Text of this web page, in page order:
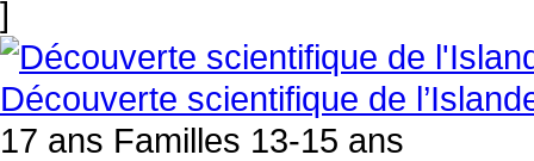
]
Découverte scientifique de
17 ans Familles 13-15 ans